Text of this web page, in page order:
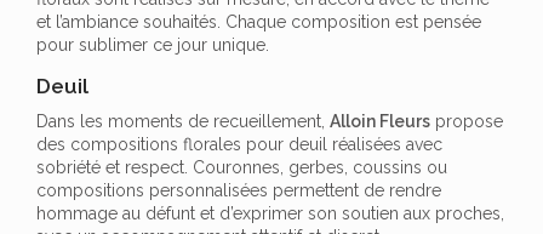
et l’ambiance souhaités. Chaque composition est pensée
pour sublimer ce jour unique.
Deuil
Dans les moments de recueillement, Alloin Fleurs propose
des compositions florales pour deuil réalisées avec
sobriété et respect. Couronnes, gerbes, coussins ou
compositions personnalisées permettent de rendre
hommage au défunt et d’exprimer son soutien aux proches,